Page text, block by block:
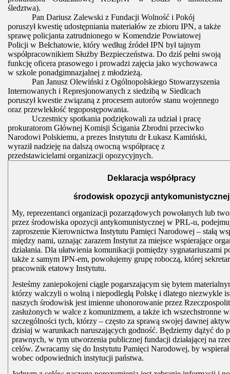
śledztwa).
Pan Dariusz Zalewski z Fundacji Wolność i Pokój
poruszył kwestię udostępniania materiałów ze zbioru IPN, a także
sprawę policjanta zatrudnionego w Komendzie Powiatowej
Policji w Bełchatowie, który według źródeł IPN był tajnym
współpracownikiem Służby Bezpieczeństwa. Do dziś pełni swoją
funkcję oficera prasowego i prowadzi zajęcia jako wychowawca
w szkole ponadgimnazjalnej z młodzieżą.
Pan Janusz Olewiński z Ogólnopolskiego Stowarzyszenia
Internowanych i Represjonowanych z siedzibą w Siedlcach
poruszył kwestie związaną z procesem autorów stanu wojennego
oraz przewlekłość tegopostępowania.
Uczestnicy spotkania podziękowali za udział i pracę
prokuratorom Głównej Komisji Ścigania Zbrodni przeciwko
Narodowi Polskiemu, a prezes Instytutu dr Łukasz Kamiński,
wyraził nadzieję na dalszą owocną współpracę z
przedstawicielami organizacji opozycyjnych.
Deklaracja współpracy
środowisk opozycji
My, reprezentanci organizacji pozarządowych powołanych lub
przez środowiska opozycji antykomunistycznej w PRL-u,
zaproszenie Kierownictwa Instytutu Pamięci Narodowej – stałą
między nami, uznając zarazem Instytut za miejsce wspierające
działania. Dla ułatwienia komunikacji pomiędzy sygnatariuszami
także z samym IPN-em, powołujemy grupę roboczą, której
pracownik etatowy Instytutu.
Jesteśmy zaniepokojeni ciągle pogarszającym się bytem
którzy walczyli o wolną i niepodległą Polskę i dlatego niezwykle
naszych środowisk jest imienne uhonorowanie przez
zasłużonych w walce z komunizmem, a także ich wszechstronne
szczególności tych, którzy – często za sprawą swojej dawnej
dzisiaj w warunkach naruszających godność. Będziemy dążyć do
prawnych, w tym utworzenia publicznej fundacji działającej na
celów. Zwracamy się do Instytutu Pamięci Narodowej, by wspierał
wobec odpowiednich instytucji państwa.